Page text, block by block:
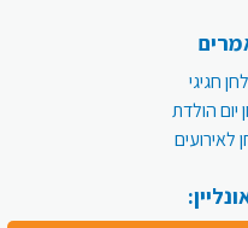
חגיגי
יום הולדת
לאירועים